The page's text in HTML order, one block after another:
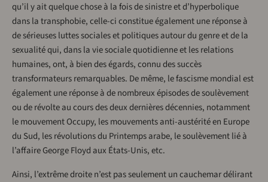
qu’il y ait quelque chose à la fois de sinistre et d’hyperbolique
dans la transphobie, celle-ci constitue également une réponse à
de sérieuses luttes sociales et politiques autour du genre et de la
sexualité qui, dans la vie sociale quotidienne et les relations
humaines, ont, à bien des égards, connu des succès
transformateurs remarquables. De même, le fascisme mondial est
également une réponse à de nombreux épisodes de soulèvement
ou de révolte au cours des deux dernières décennies, notamment
le mouvement Occupy, les mouvements anti-austérité en Europe
du Sud, les révolutions du Printemps arabe, le soulèvement lié à
l’affaire George Floyd aux États-Unis, etc.
Ainsi, l’extrême droite n’est pas seulement un cauchemar délirant